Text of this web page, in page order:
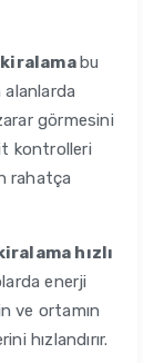
kiralamabu
alanlarda
görmesini
kontrolleri
rahatça
hızlı
enerji
ve ortamın
hızlandırır.